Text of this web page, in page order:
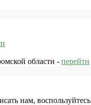
области - перейти
нам, воспользуйтесь